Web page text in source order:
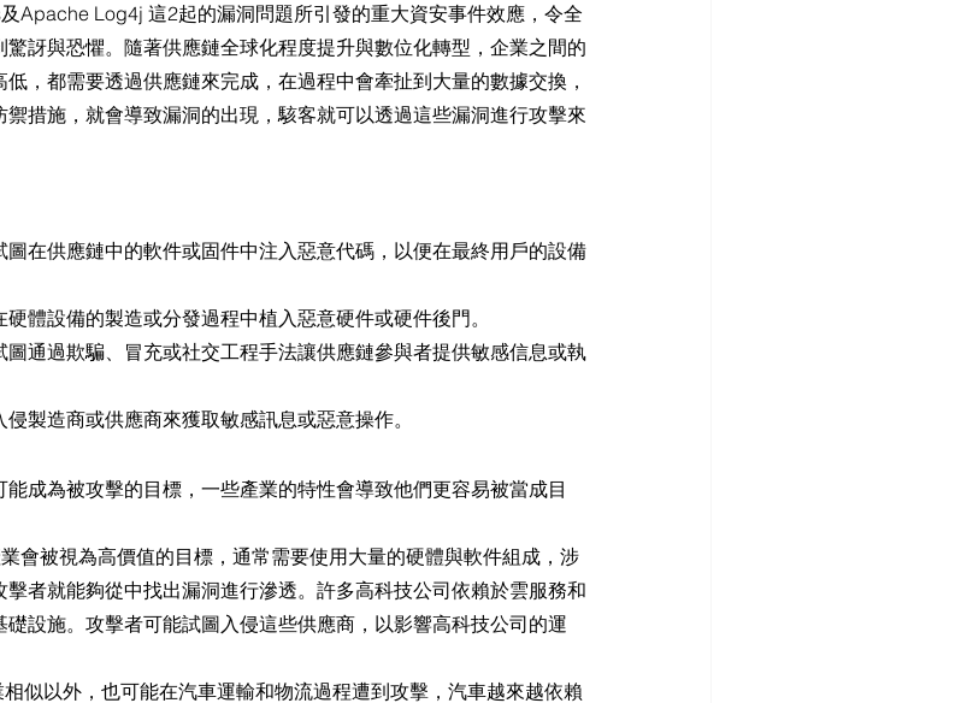
Apache Log4j 這2起的漏洞問題所引發的重大資安事件效應，令全
訝與恐懼。隨著供應鏈全球化程度提升與數位化轉型，企業之間的
，都需要透過供應鏈來完成，在過程中會牽扯到大量的數據交換，
措施，就會導致漏洞的出現，駭客就可以透過這些漏洞進行攻擊來
圖在供應鏈中的軟件或固件中注入惡意代碼，以便在最終用戶的設備
體設備的製造或分發過程中植入惡意硬件或硬件後門。
圖通過欺騙、冒充或社交工程手法讓供應鏈參與者提供敏感信息或執
侵製造商或供應商來獲取敏感訊息或惡意操作。
成為被攻擊的目標，一些產業的特性會導致他們更容易被當成目
會被視為高價值的目標，通常需要使用大量的硬體與軟件組成，涉
者就能夠從中找出漏洞進行滲透。許多高科技公司依賴於雲服務和
設施。攻擊者可能試圖入侵這些供應商，以影響高科技公司的運
似以外，也可能在汽車運輸和物流過程遭到攻擊，汽車越來越依賴